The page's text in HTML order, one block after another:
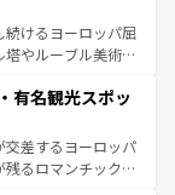
の一部となってい
や、バルセロナの
ローマ遺跡や中世
スペインはその個
続けるヨーロッパ屈
やルーブル美術館
宮殿、歴史的な大
が、訪れる者を心
国としても知ら
産にも登録されて
有名観光スポッ
交差するヨーロッパ
るロマンチック街